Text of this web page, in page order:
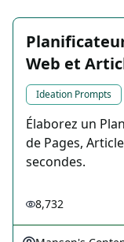
Web et
Ideation Prompts
Élaborez un
de Pages,
secondes.
8,732